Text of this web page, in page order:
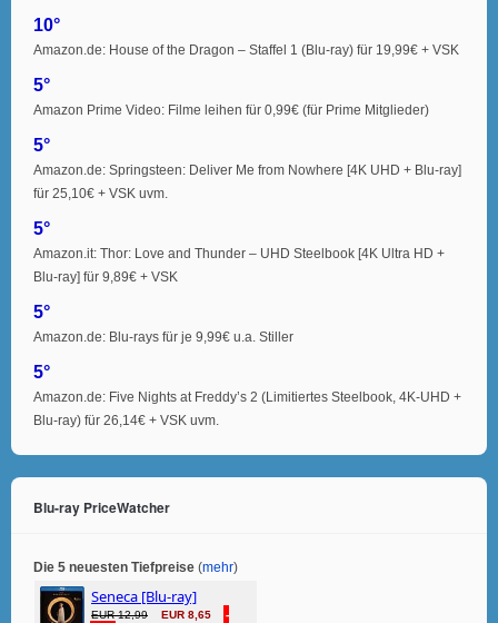
10°
Amazon.de: House of the Dragon – Staffel 1 (Blu-ray) für 19,99€ + VSK
5°
Amazon Prime Video: Filme leihen für 0,99€ (für Prime Mitglieder)
5°
Amazon.de: Springsteen: Deliver Me from Nowhere [4K UHD + Blu-ray]
für 25,10€ + VSK uvm.
5°
Amazon.it: Thor: Love and Thunder – UHD Steelbook [4K Ultra HD +
Blu-ray] für 9,89€ + VSK
5°
Amazon.de: Blu-rays für je 9,99€ u.a. Stiller
5°
Amazon.de: Five Nights at Freddy’s 2 (Limitiertes Steelbook, 4K-UHD +
Blu-ray) für 26,14€ + VSK uvm.
Blu-ray PriceWatcher
Die 5 neuesten Tiefpreise (mehr)